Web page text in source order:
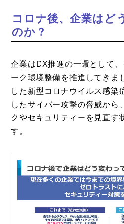
コロナ後、企業はど
のか？
企業はDX推進の一環として
ーク環境整備を推進してきま
した新型コロナウイルス感染
したサイバー攻撃の脅威から
クやセキュリティーを見直す
す。